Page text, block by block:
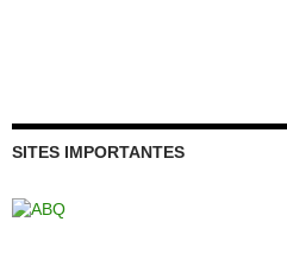
SITES IMPORTANTES